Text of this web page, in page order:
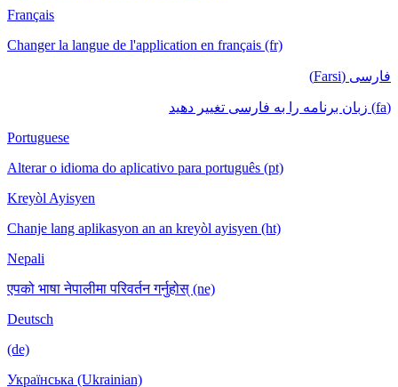
Français
Changer la langue de l'application en français (fr)
فارسی (Farsi)
(fa) زبان برنامه را به فارسی تغییر دهید
Portuguese
Alterar o idioma do aplicativo para português (pt)
Kreyòl Ayisyen
Chanje lang aplikasyon an an kreyòl ayisyen (ht)
Nepali
एपको भाषा नेपालीमा परिवर्तन गर्नुहोस् (ne)
Deutsch
(de)
Українська (Ukrainian)